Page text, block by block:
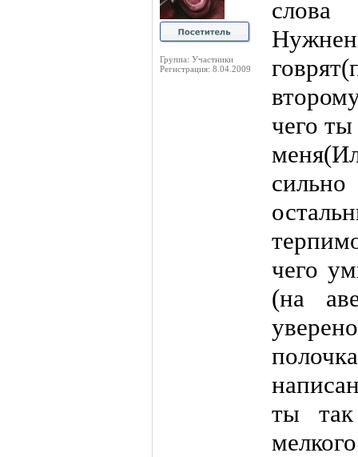
Группа: Участники
Регистрация: 8.04.2009
слова
чего
чего
(на
ты